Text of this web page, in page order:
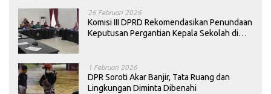
26 Februari 2026
Komisi III DPRD Rekomendasikan Penundaan
Keputusan Pergantian Kepala Sekolah di
1 Februari 2026
DPR Soroti Akar Banjir, Tata Ruang dan
Lingkungan Diminta Dibenahi